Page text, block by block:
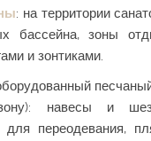
: на территории
бассейна, зоны
и зонтиками.
навесы и
для переодевания,